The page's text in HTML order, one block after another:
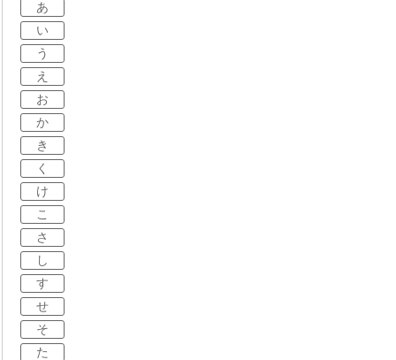
あ
い
う
え
お
か
き
く
け
こ
さ
し
す
せ
そ
た